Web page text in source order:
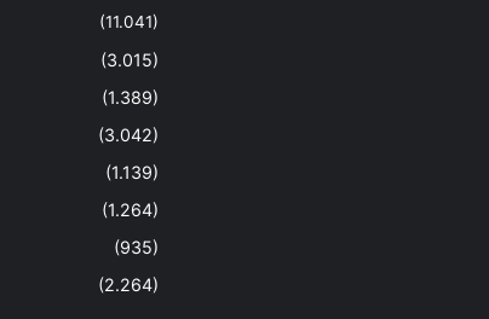
(11.041)
(3.015)
(1.389)
(3.042)
(1.139)
(1.264)
(935)
(2.264)